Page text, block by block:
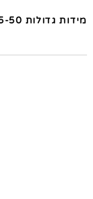
מידות גדולות 35-50